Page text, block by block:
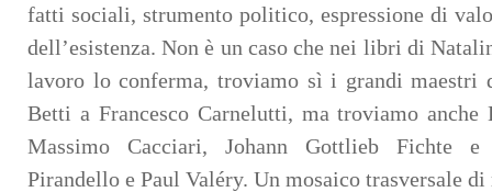
fatti sociali, strumento politico, espressione di
dell’esistenza. Non è un caso che nei libri di
lavoro lo conferma, troviamo sì i grandi
Betti a Francesco Carnelutti, ma troviamo anche
Massimo Cacciari, Johann Gottlieb Fichte
Pirandello e Paul Valéry. Un mosaico trasversale